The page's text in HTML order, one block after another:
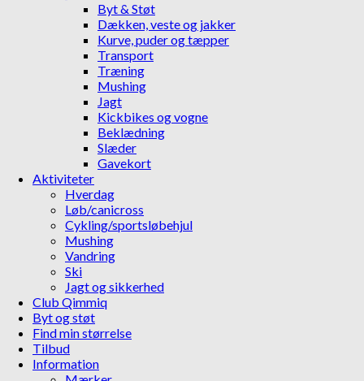
Byt & Støt
Dækken, veste og jakker
Kurve, puder og tæpper
Transport
Træning
Mushing
Jagt
Kickbikes og vogne
Beklædning
Slæder
Gavekort
Aktiviteter
Hverdag
Løb/canicross
Cykling/sportsløbehjul
Mushing
Vandring
Ski
Jagt og sikkerhed
Club Qimmiq
Byt og støt
Find min størrelse
Tilbud
Information